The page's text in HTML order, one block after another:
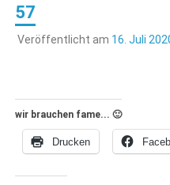
57
Veröffentlicht am 16. Juli
wir brauchen fame... 🙂
Drucken